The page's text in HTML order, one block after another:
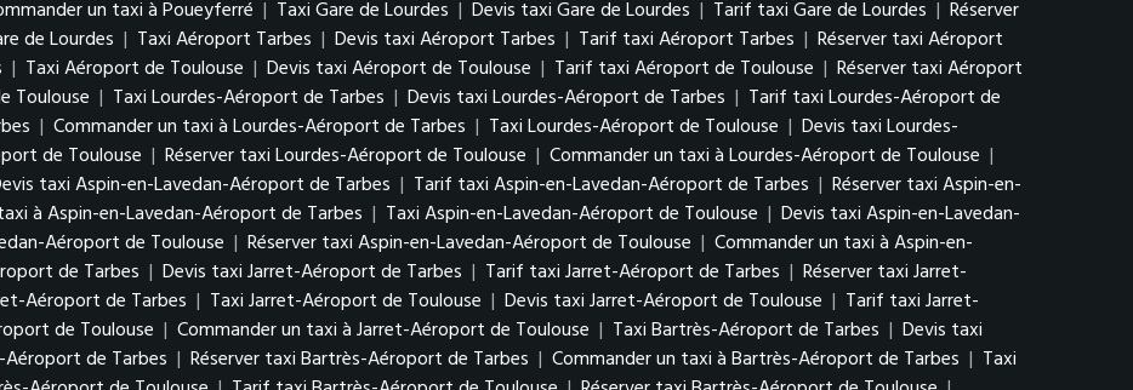
un taxi à Poueyferré | Taxi Gare de Lourdes | Devis taxi Gare de Lourdes | Tarif taxi Gare de Lourdes | Réserver
de Lourdes | Taxi Aéroport Tarbes | Devis taxi Aéroport Tarbes | Tarif taxi Aéroport Tarbes | Réserver taxi Aéroport
| Taxi Aéroport de Toulouse | Devis taxi Aéroport de Toulouse | Tarif taxi Aéroport de Toulouse | Réserver taxi Aéroport
Toulouse | Taxi Lourdes-Aéroport de Tarbes | Devis taxi Lourdes-Aéroport de Tarbes | Tarif taxi Lourdes-Aéroport de
| Commander un taxi à Lourdes-Aéroport de Tarbes | Taxi Lourdes-Aéroport de Toulouse | Devis taxi Lourdes-
de Toulouse | Réserver taxi Lourdes-Aéroport de Toulouse | Commander un taxi à Lourdes-Aéroport de Toulouse |
taxi Aspin-en-Lavedan-Aéroport de Tarbes | Tarif taxi Aspin-en-Lavedan-Aéroport de Tarbes | Réserver taxi Aspin-en-
à Aspin-en-Lavedan-Aéroport de Tarbes | Taxi Aspin-en-Lavedan-Aéroport de Toulouse | Devis taxi Aspin-en-Lavedan-
Aéroport de Toulouse | Réserver taxi Aspin-en-Lavedan-Aéroport de Toulouse | Commander un taxi à Aspin-en-
de Tarbes | Devis taxi Jarret-Aéroport de Tarbes | Tarif taxi Jarret-Aéroport de Tarbes | Réserver taxi Jarret-
Aéroport de Tarbes | Taxi Jarret-Aéroport de Toulouse | Devis taxi Jarret-Aéroport de Toulouse | Tarif taxi Jarret-
de Toulouse | Commander un taxi à Jarret-Aéroport de Toulouse | Taxi Bartrès-Aéroport de Tarbes | Devis taxi
de Tarbes | Réserver taxi Bartrès-Aéroport de Tarbes | Commander un taxi à Bartrès-Aéroport de Tarbes | Taxi